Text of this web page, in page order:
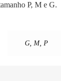
P, M e G.
G, M, P